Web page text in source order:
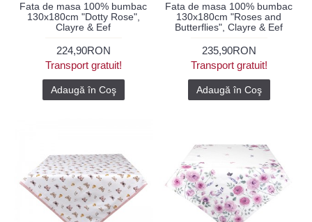
Fata de masa 100% bumbac
130x180cm "Dotty Rose",
Clayre & Eef
224,90RON
Transport gratuit!
Adaugă în Coş
Fata de masa 100% bumbac
130x180cm "Roses and
Butterflies", Clayre & Eef
235,90RON
Transport gratuit!
Adaugă în Coş